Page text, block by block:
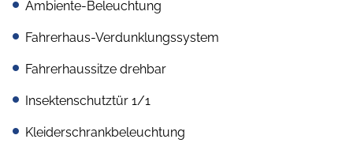
Ambiente-Beleuchtung
Fahrerhaus-Verdunklungssystem
Fahrerhaussitze drehbar
Insektenschutztür 1/1
Kleiderschrankbeleuchtung